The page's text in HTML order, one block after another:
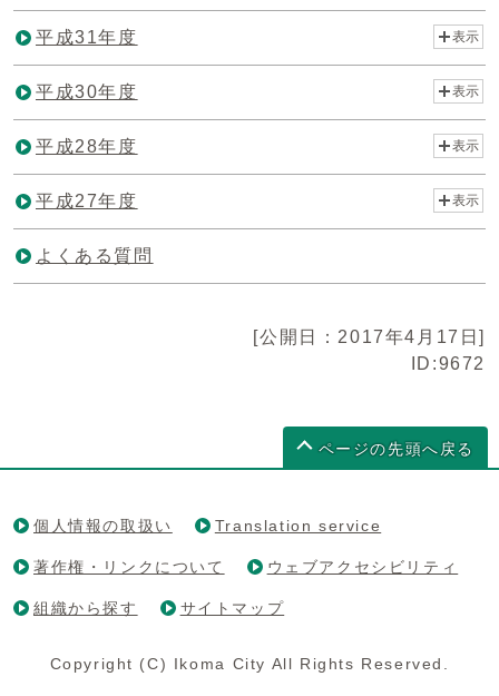
平成31年度 表示
平成30年度 表示
平成28年度 表示
平成27年度 表示
よくある質問
[公開日：2017年4月17日]
ID:9672
ページの先頭へ戻る
個人情報の取扱い Translation service
著作権・リンクについて ウェブアクセシビリティ
組織から探す サイトマップ
Copyright (C) Ikoma City All Rights Reserved.